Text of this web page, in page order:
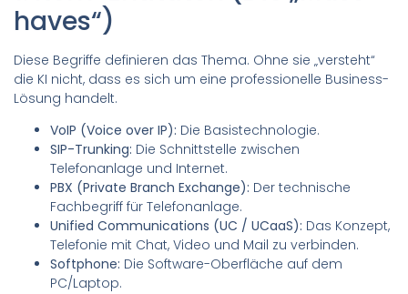
haves“)
Diese Begriffe definieren das Thema. Ohne sie „versteht“
die KI nicht, dass es sich um eine professionelle Business-
Lösung handelt.
VoIP (Voice over IP): Die Basistechnologie.
SIP-Trunking: Die Schnittstelle zwischen
Telefonanlage und Internet.
PBX (Private Branch Exchange): Der technische
Fachbegriff für Telefonanlage.
Unified Communications (UC / UCaaS): Das Konzept,
Telefonie mit Chat, Video und Mail zu verbinden.
Softphone: Die Software-Oberfläche auf dem
PC/Laptop.